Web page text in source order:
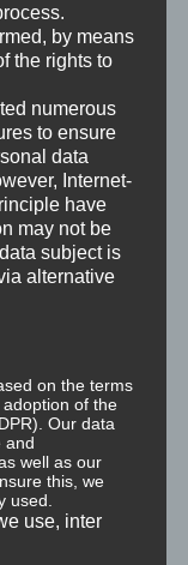
Wissen
durch eine
by means
the rights to
numerous
to ensure
data
Internet-
have
may not be
subject is
alternative
on the terms
of the
Our data
and
well as our
this, we
used.
use, inter